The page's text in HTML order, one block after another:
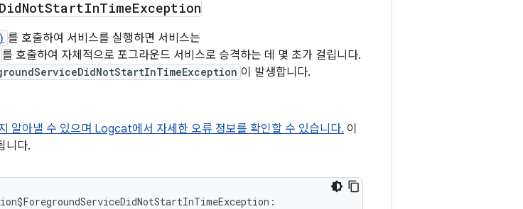
DidNotStartInTimeException
를 호출하여 서비스를 실행하면 서비스는
를 호출하여 자체적으로 포그라운드 서비스로 승격하는 데 몇 초가 걸립니다.
이 발생합니다.
알아낼 수 있으며 Logcat에서 자세한 오류 정보를 확인할 수 있습니다. 이
니다.